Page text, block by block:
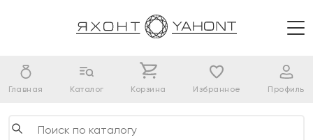
Главная Каталог Корзина Избранное Профиль